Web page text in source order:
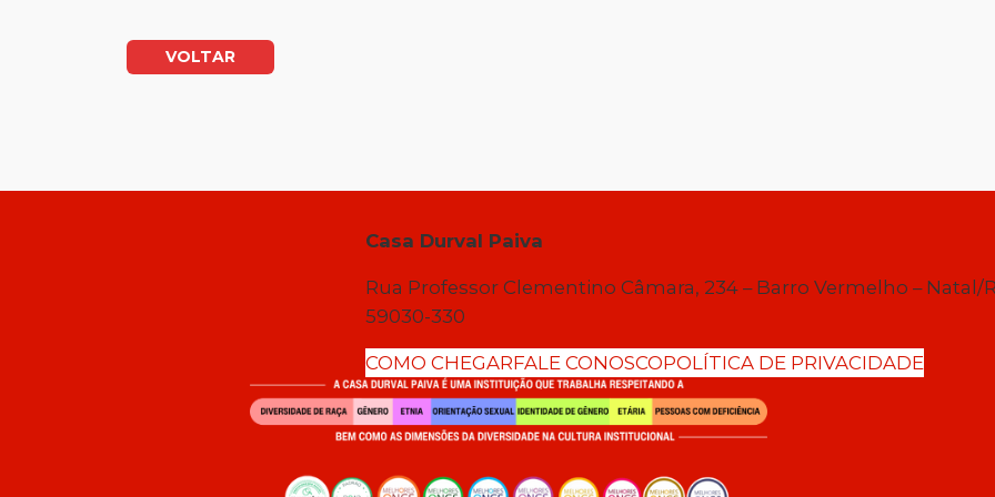
VOLTAR
Casa Durval Paiva
Rua Professor Clementino Câmara, 234 – Barro Vermelho – Natal/
59030-330
COMO CHEGARFALE CONOSCOPOLÍTICA DE PRIVACIDADE